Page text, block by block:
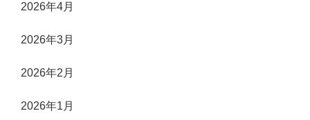
2026年4月
2026年3月
2026年2月
2026年1月